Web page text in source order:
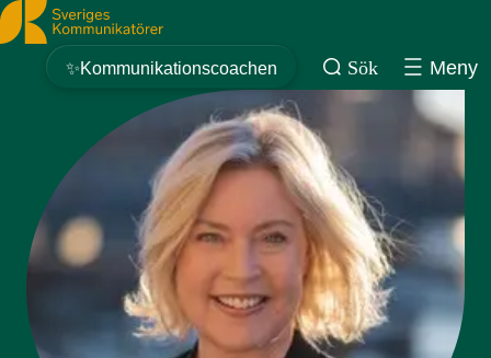
Sveriges Kommunikatörer
✨Kommunikationscoachen Sök Meny